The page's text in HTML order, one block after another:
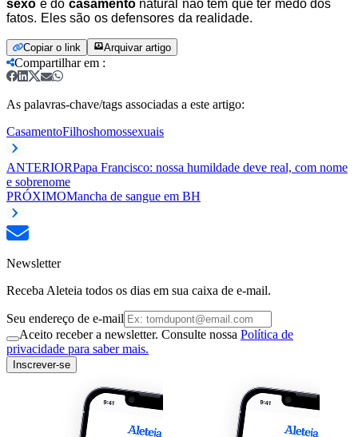
sexo e do casamentonatural não têm que ter medo dos
fatos. Eles são os defensores da realidade.
Copiar o link Arquivar artigo
Compartilhar em :
As palavras-chave/tags associadas a este artigo:
CasamentoFilhoshomossexuais
ANTERIORPapa Francisco: nossa humildade deve real, com nome
e sobrenome
PRÓXIMOMancha de sangue em BH
Newsletter
Receba Aleteia todos os dias em sua caixa de e-mail.
Seu endereço de e-mail
Aceito receber a newsletter. Consulte nossa Política de
privacidade para saber mais.
Inscrever-se